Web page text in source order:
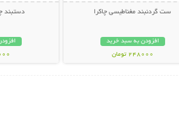
ست گردنبند مغناطیسی چاکرا
افزودن به سبد خرید
248000 تومان
دستبند